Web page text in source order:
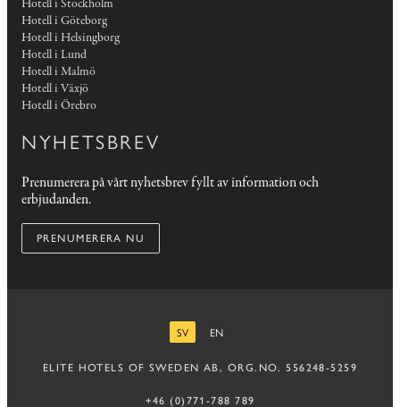
Hotell i Stockholm
Hotell i Göteborg
Hotell i Helsingborg
Hotell i Lund
Hotell i Malmö
Hotell i Växjö
Hotell i Örebro
NYHETSBREV
Prenumerera på vårt nyhetsbrev fyllt av information och
erbjudanden.
PRENUMERERA NU
SV
EN
ELITE HOTELS OF SWEDEN AB, ORG.NO. 556248-5259
+46 (0)771-788 789